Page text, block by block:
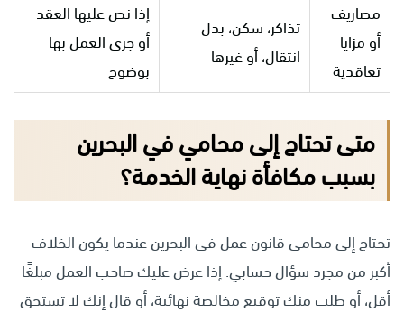
مصاريف
أو مزايا
تعاقدية
تذاكر، سكن، بدل
انتقال، أو غيرها
إذا نص عليها العقد
أو جرى العمل بها
بوضوح
متى تحتاج إلى محامي في البحرين
بسبب مكافأة نهاية الخدمة؟
تحتاج إلى محامي قانون عمل في البحرين عندما يكون الخلاف
أكبر من مجرد سؤال حسابي. إذا عرض عليك صاحب العمل مبلغًا
أقل، أو طلب منك توقيع مخالصة نهائية، أو قال إنك لا تستحق